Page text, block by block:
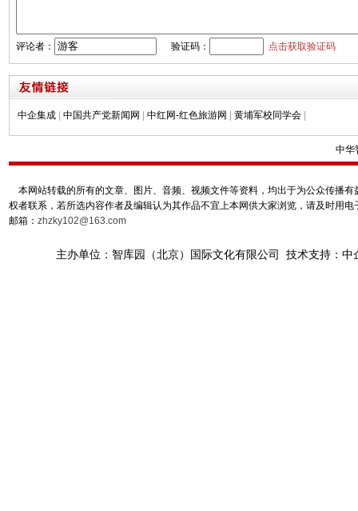
评论者： 验证码： 点击获取验证码
中企集成 | 中国共产党新闻网 | 中红网-红色旅游网 | 黄埔军校同学会 |
中华
本网站转载的所有的文章、图片、音频、视频文件等资料，均出于为公众传播
权者联系，若所选内容作者及编辑认为其作品不宜上本网供大家浏览，请及时用
邮箱： zhzky102@163.com
主办单位：智库园（北京）国际文化有限公司 技术支持：